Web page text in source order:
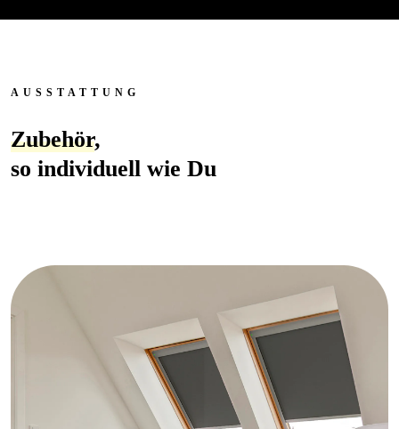
AUSSTATTUNG
Zubehör,
so individuell wie Du